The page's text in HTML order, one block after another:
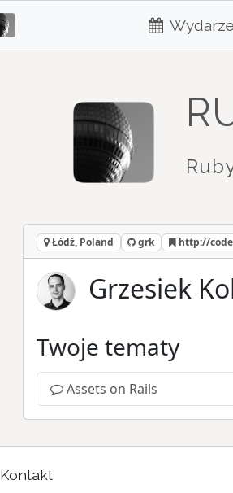
Łódź, Poland grk http://
Grzesiek
Twoje tematy
Assets on Rails
Kontakt